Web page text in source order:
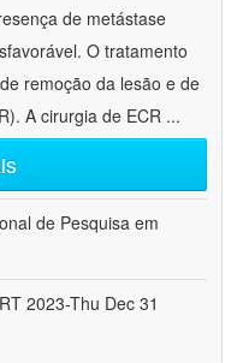
de metástase
O tratamento
remoção da lesão e de
A cirurgia de ECR ...
de Pesquisa em
2023-Thu Dec 31